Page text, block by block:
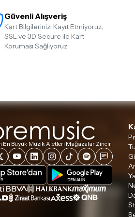
Güvenli Alışveriş
Kart Bilgilerinizi Kayıt Etmiyoruz,
SSL ve 3D Secure ile Kart
Koruması Sağlıyoruz
En Büyük Müzik Aletleri Mağazalar Zinciri